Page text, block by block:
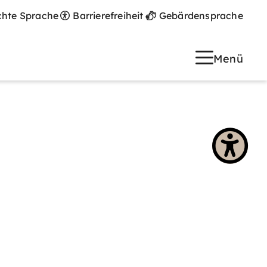
Sprache Barrierefreiheit Gebärdensprache
Menü